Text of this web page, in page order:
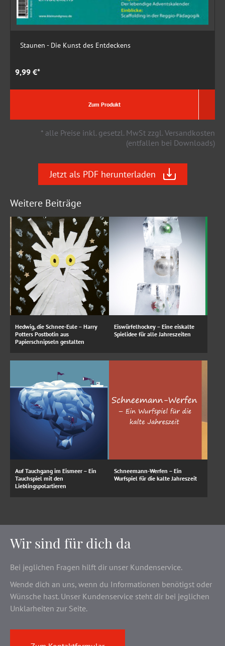
Staunen - Die Kunst des Entdeckens
9,99 €*
Zum Produkt
* alle Preise inkl. gesetzl. MwSt zzgl. Versandkosten
(entfallen bei Downloads)
Jetzt als PDF herunterladen
Weitere Beiträge
Hedwig, die Schnee-Eule – Harry
Potters Postbotin aus
Papierschnipseln gestalten
Eiswürfelhockey – Eine eiskalte
Spielidee für alle Jahreszeiten
Auf Tauchgang im Eismeer – Ein
Tauchspiel mit den
Lieblingspolartieren
Schneemann-Werfen – Ein
Wurfspiel für die kalte Jahreszeit
Wir sind für dich da
Bei jeglichen Fragen hilft dir unser Kundenservice.
Wende dich an uns, wenn du Informationen benötigst oder
Wünsche hast. Unser Kundenservice steht dir bei jeglichen
Unklarheiten zur Seite.